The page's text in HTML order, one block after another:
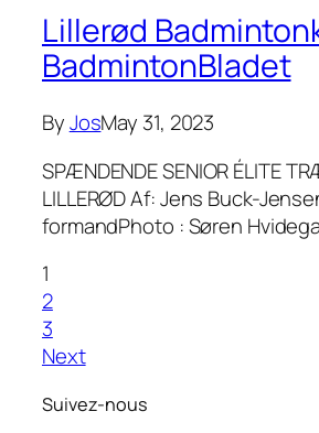
Lillerød
BadmintonBladet
ByJosMay 31, 2023
SPÆNDENDE SENIOR ÉLITE
LILLERØD Af: Jens Buck-
formandPhoto : Søren
1
2
3
Next
Suivez-nous